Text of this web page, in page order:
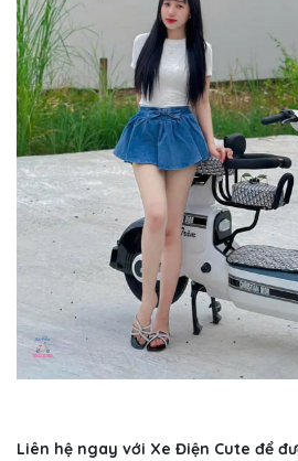
Liên hệ ngay với Xe Điện Cute để